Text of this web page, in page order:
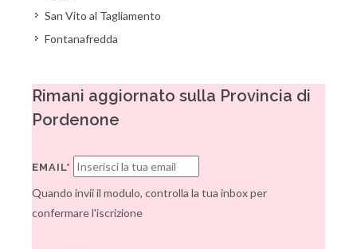
San Vito al Tagliamento
Fontanafredda
Rimani aggiornato sulla Provincia di
Pordenone
EMAIL*
Quando invii il modulo, controlla la tua inbox per
confermare l'iscrizione